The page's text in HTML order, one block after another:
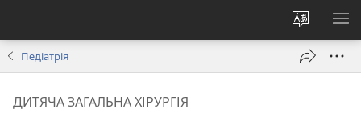
Змінити
мову
сайту
Педіатрія
ДИТЯЧА ЗАГАЛЬНА ХІРУРГІЯ